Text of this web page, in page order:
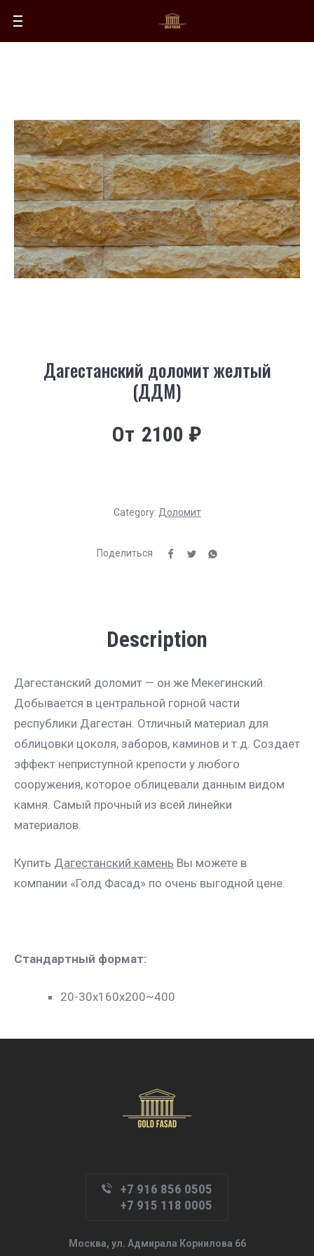
Дагестанский доломит желтый
(ДДМ)
От 2100 ₽
Category: Доломит
Поделиться
Description
Дагестанский доломит — он же Мекегинский.
Добывается в центральной горной части
республики Дагестан. Отличный материал для
облицовки цоколя, заборов, каминов и т.д. Создает
эффект неприступной крепости у любого
сооружения, которое облицевали данным видом
камня. Самый прочный из всей линейки
материалов.
Купить Дагестанский камень Вы можете в
компании «Голд Фасад» по очень выгодной цене.
Стандартный формат:
20-30х160х200~400
+7 916 856 0505
+7 915 118 0005
Москва, ул. Адмирала Корнилова 66